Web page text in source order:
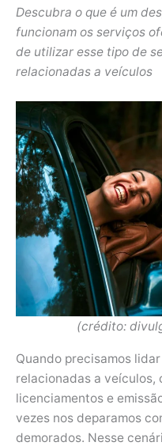
Descubra o que é um
funcionam os serviços
de utilizar esse tipo de
relacionadas a veículos
(crédito:
Quando precisamos
relacionadas a veículos,
licenciamentos e
vezes nos deparamos
demorados. Nesse